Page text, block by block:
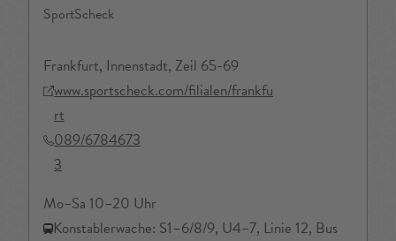
SportScheck
Frankfurt, Innenstadt, Zeil 65-69
www.sportscheck.com/filialen/frankfu
rt
089/6784673
3
Mo–Sa 10–20 Uhr
Konstablerwache: S1–6/8/9, U4–7, Linie 12, Bus